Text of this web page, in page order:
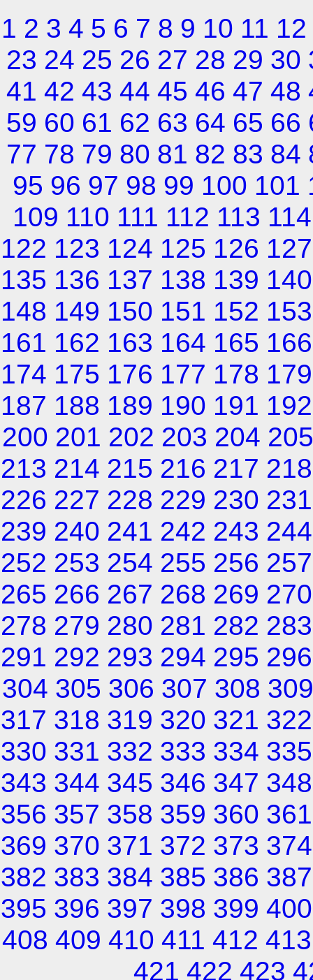
1 2 3 4 5 6 7 8 9 10 11 12
23 24 25 26 27 28 29 30
41 42 43 44 45 46 47 48
59 60 61 62 63 64 65 66
77 78 79 80 81 82 83 84
95 96 97 98 99 100 101
109 110 111 112 113 114
122 123 124 125 126 127
135 136 137 138 139 140
148 149 150 151 152 153
161 162 163 164 165 166
174 175 176 177 178 179
187 188 189 190 191 192
200 201 202 203 204 205
213 214 215 216 217 218
226 227 228 229 230 231
239 240 241 242 243 244
252 253 254 255 256 257
265 266 267 268 269 270
278 279 280 281 282 283
291 292 293 294 295 296
304 305 306 307 308 309
317 318 319 320 321 322
330 331 332 333 334 335
343 344 345 346 347 348
356 357 358 359 360 361
369 370 371 372 373 374
382 383 384 385 386 387
395 396 397 398 399 400
408 409 410 411 412 413
421 422 423